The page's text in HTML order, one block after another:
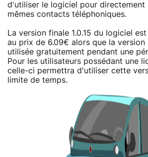
d'utiliser le logiciel pour directement
mêmes contacts téléphoniques.
La version finale 1.0.15 du logiciel
au prix de 6.09€ alors que la version
utilisée gratuitement pendant une
Pour les utilisateurs possédant une
celle-ci permettra d'utiliser cette
limite de temps.